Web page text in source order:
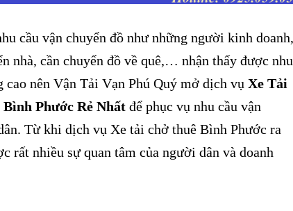
cầu vận chuyển đồ như những người kinh doanh,
nhà, cần chuyển đồ về quê,… nhận thấy được nhu
cao nên Vận Tải Vạn Phú Quý mở dịch vụ Xe Tải
Phước Rẻ Nhất để phục vụ nhu cầu vận
Từ khi dịch vụ Xe tải chở thuê Bình Phước ra
rất nhiều sự quan tâm của người dân và doanh